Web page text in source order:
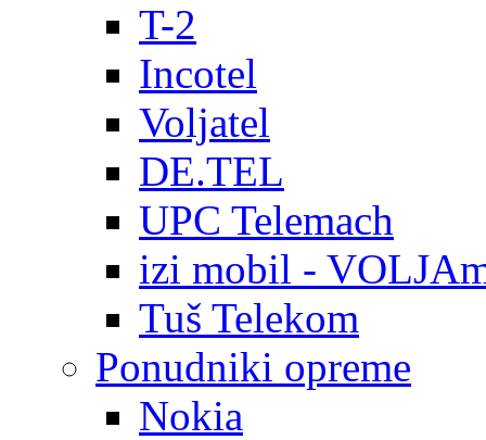
T-2
Incotel
Voljatel
DE.TEL
UPC Telemach
izi mobil -
Tuš Telekom
Ponudniki opreme
Nokia